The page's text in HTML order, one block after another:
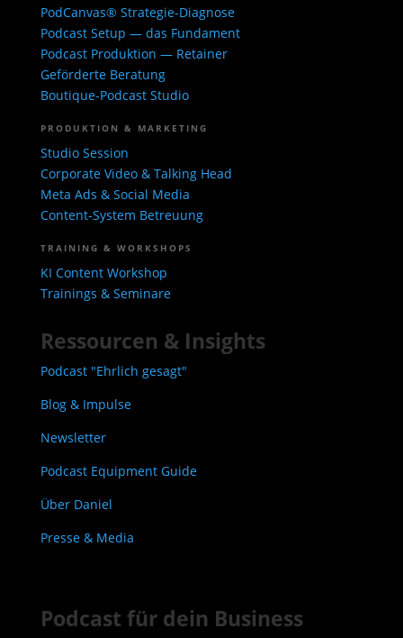
PodCanvas® Strategie-Diagnose
Podcast Setup — das Fundament
Podcast Produktion — Retainer
Geförderte Beratung
Boutique-Podcast Studio
PRODUKTION & MARKETING
Studio Session
Corporate Video & Talking Head
Meta Ads & Social Media
Content-System Betreuung
TRAINING & WORKSHOPS
KI Content Workshop
Trainings & Seminare
Ressourcen & Insights
Podcast "Ehrlich gesagt"
Blog & Impulse
Newsletter
Podcast Equipment Guide
Über Daniel
Presse & Media
Podcast für dein Business